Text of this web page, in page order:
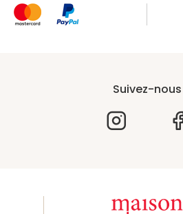
Suivez-nous